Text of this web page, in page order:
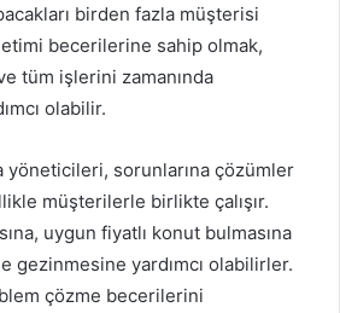
birden fazla müşterisi
becerilerine sahip olmak,
tüm işlerini zamanında
olabilir.
yöneticileri, sorunlarına çözümler
müşterilerle birlikte çalışır.
uygun fiyatlı konut bulmasına
gezinmesine yardımcı olabilirler.
çözme becerilerini